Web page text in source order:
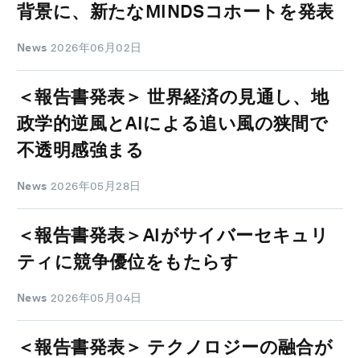
背景に、新たなMINDSコホートを発表
News 2026年06月02日
＜報告書発表＞ 世界経済の見通し、地
政学的逆風とAIによる追い風の狭間で
不透明感強まる
News 2026年05月28日
＜報告書発表＞AIがサイバーセキュリ
ティに競争優位をもたらす
News 2026年05月04日
＜報告書発表＞ テクノロジーの融合が